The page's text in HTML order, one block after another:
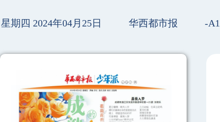
星期四 2024年04月25日 华西都市报 -